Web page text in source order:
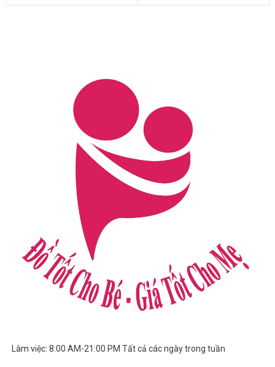
Làm việc: 8:00 AM-21:00 PM Tất cả các ngày trong tuần